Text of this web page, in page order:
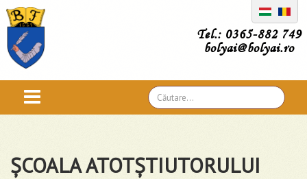
Tel.: 0365-882 749
bolyai@bolyai.ro
Căutare
...
ȘCOALA ATOTȘTIUTORULUI